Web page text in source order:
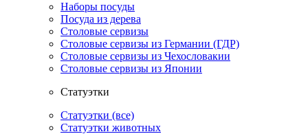
Наборы посуды
Посуда из дерева
Столовые сервизы
Столовые сервизы из Германии (ГДР)
Столовые сервизы из Чехословакии
Столовые сервизы из Японии
Статуэтки
Статуэтки (все)
Статуэтки животных